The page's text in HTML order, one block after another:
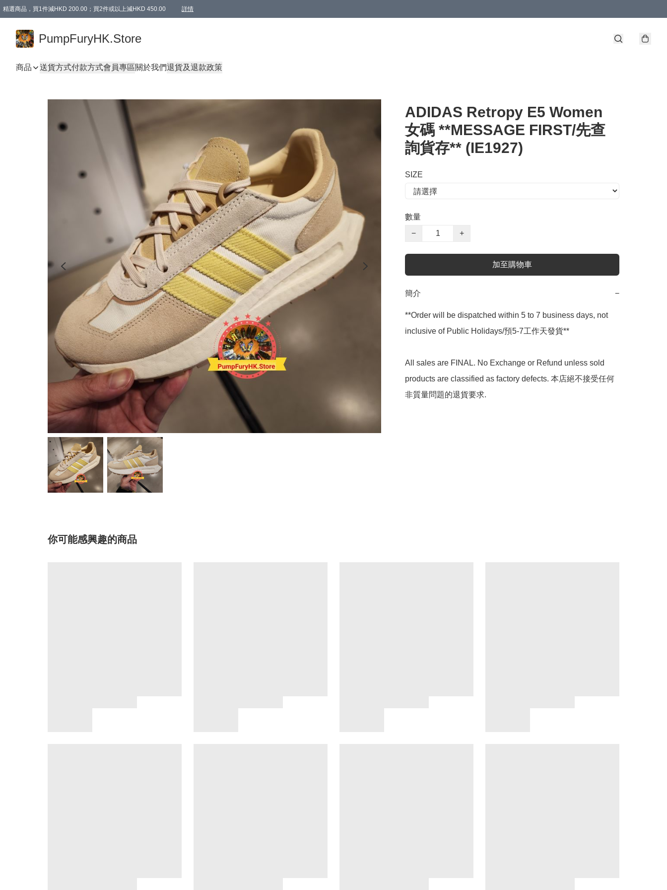
精選商品，買1件減HKD 200.00；買2件或以上減HKD 450.00 詳情
PumpFuryHK.Store
商品 送貨方式付款方式會員專區關於我們退貨及退款政策
ADIDAS Retropy E5 Women
女碼 **MESSAGE FIRST/先查
詢貨存** (IE1927)
SIZE
數量
−
+
加至購物車
簡介 −
**Order will be dispatched within 5 to 7 business days, not
inclusive of Public Holidays/預5-7工作天發貨**
All sales are FINAL. No Exchange or Refund unless sold
products are classified as factory defects. 本店絕不接受任何
非質量問題的退貨要求.
你可能感興趣的商品